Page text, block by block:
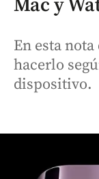
Mac y
En esta
hacerlo
dispositivo.